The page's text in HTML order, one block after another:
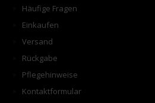
Häufige Fragen
Einkaufen
Versand
Rückgabe
Pflegehinweise
Kontaktformular